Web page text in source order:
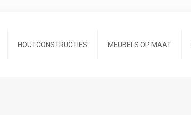
HOUTCONSTRUCTIES MEUBELS OP MAAT